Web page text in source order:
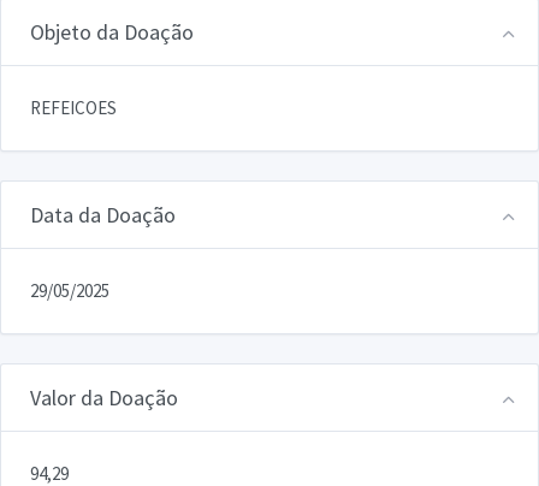
Objeto da Doação
REFEICOES
Data da Doação
29/05/2025
Valor da Doação
94,29